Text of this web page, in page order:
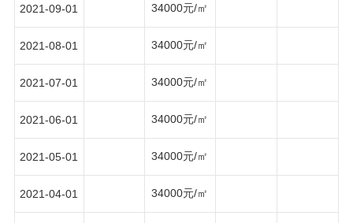
2021-09-01 34000元/㎡
2021-08-01 34000元/㎡
2021-07-01 34000元/㎡
2021-06-01 34000元/㎡
2021-05-01 34000元/㎡
2021-04-01 34000元/㎡